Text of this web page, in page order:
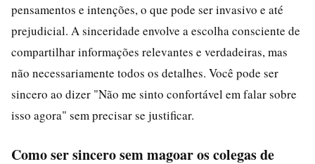
pensamentos e intenções, o que pode ser invasivo e até
prejudicial. A sinceridade envolve a escolha consciente de
compartilhar informações relevantes e verdadeiras, mas
não necessariamente todos os detalhes. Você pode ser
sincero ao dizer "Não me sinto confortável em falar sobre
isso agora" sem precisar se justificar.
Como ser sincero sem magoar os colegas de